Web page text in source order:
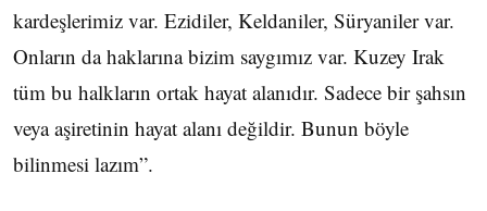
kardeşlerimiz var. Ezidiler, Keldaniler, Süryaniler var.
Onların da haklarına bizim saygımız var. Kuzey Irak
tüm bu halkların ortak hayat alanıdır. Sadece bir şahsın
veya aşiretinin hayat alanı değildir. Bunun böyle
bilinmesi lazım”.